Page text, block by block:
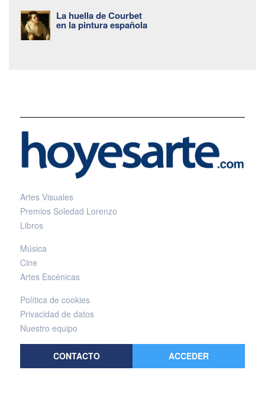
La huella de Courbet
en la pintura española
Artes Visuales
Premios Soledad Lorenzo
Libros
Música
Cine
Artes Escénicas
Política de cookies
Privacidad de datos
Nuestro equipo
CONTACTO ACCEDER